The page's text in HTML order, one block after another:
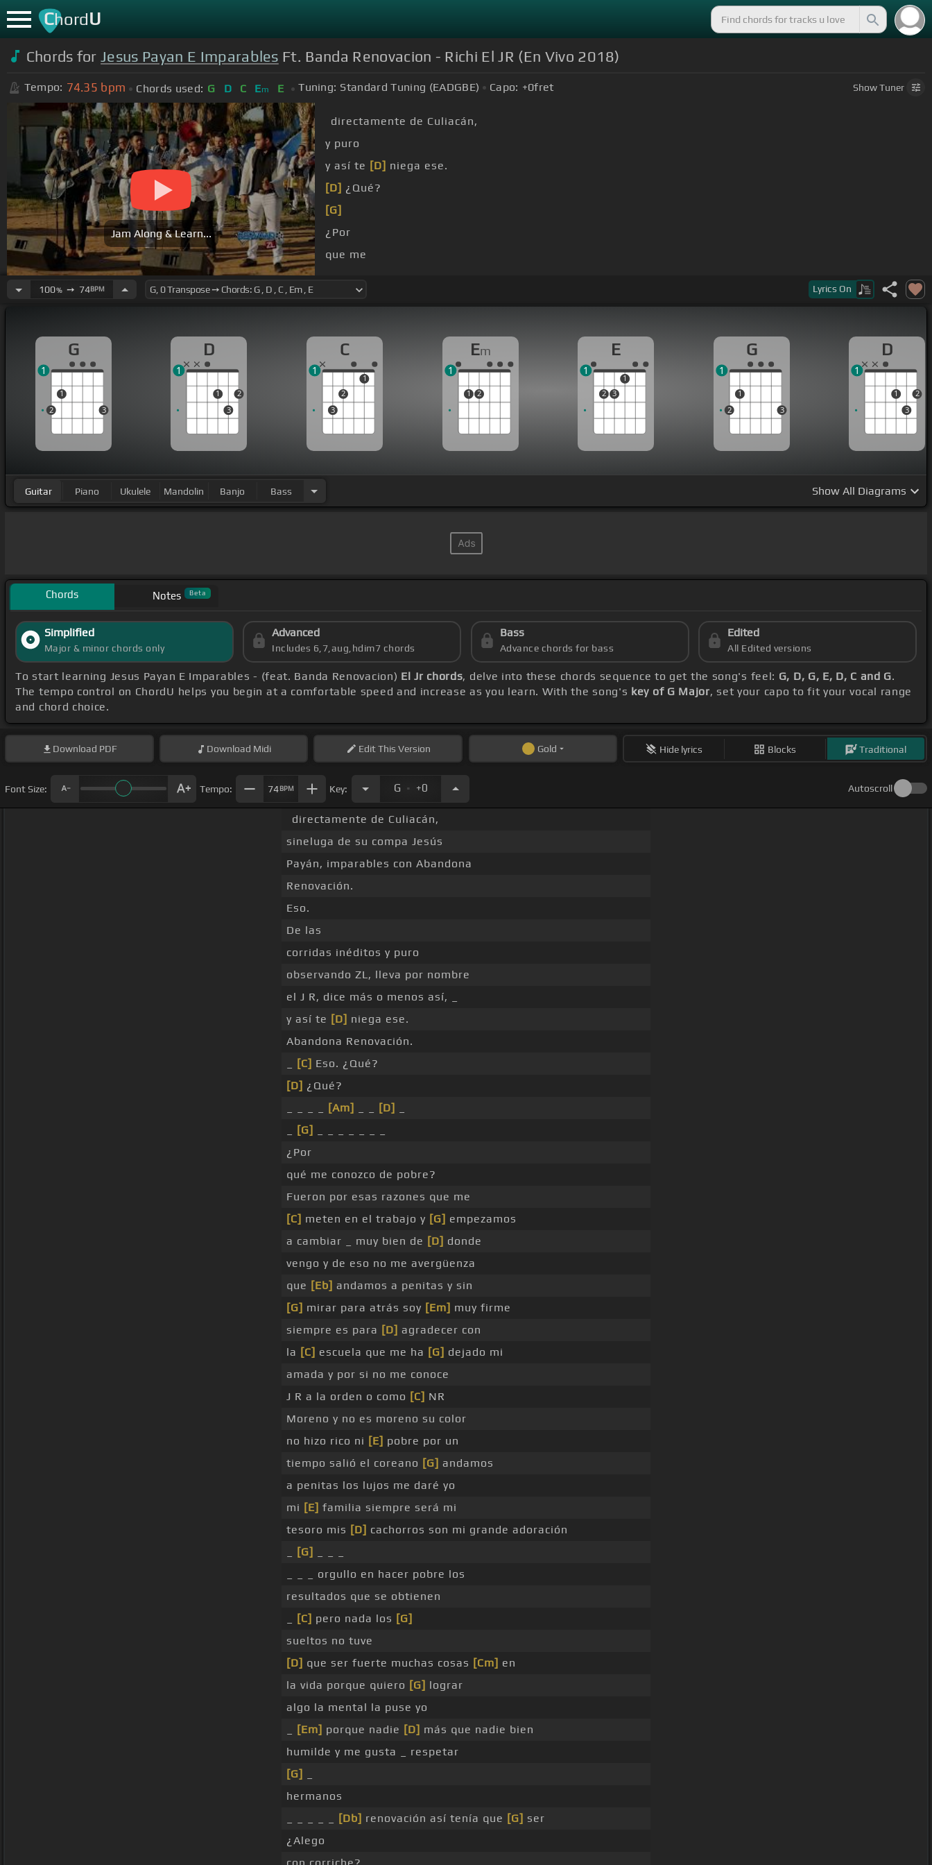
ChordU
Chords forJesus Payan E Imparables Ft. Banda Renovacion - Richi El JR (En Vivo 2018)
Tempo: 74.35 bpm Chords used: G D C Em E Tuning: Standard Tuning (EADGBE) Capo: +0fret ShowTuner
Jam Along & Learn...
directamente de Culiacán,
y puro
y así te [D] niega ese.
[D] ¿Qué?
[G]
¿Por
que me
100%➙ 74BPM Lyrics On
G
2
1
3
1
D
1
3
2
1
C
3
2
1
1
Em
1 2
1
E
2 3
1
1
G
2
1
3
1
D
1
3
2
1
Guitar Piano Ukulele Mandolin Banjo Bass Show All Diagrams
Chords Notes Beta
Simplified
Major & minor chords only
Advanced
Includes 6,7,aug,hdim7 chords
Bass
Advance chords for bass
Edited
All Edited versions
To start learning Jesus Payan E Imparables - (feat. Banda Renovacion) El Jr chords, delve into these chords sequence to get the song's feel: G, D, G, E, D, C and G.
The tempo control on ChordU helps you begin at a comfortable speed and increase as you learn. With the song's key of G Major, set your capo to fit your vocal range
and chord choice.
Download PDF Download Midi EditThis Version Gold Hide lyrics Blocks Traditional
Font Size: Tempo: 74BPM Key: G . +0 Autoscroll
directamente de Culiacán,
sineluga de su compa Jesús
Payán, imparables con Abandona
Renovación.
Eso.
De las
corridas inéditos y puro
observando ZL, lleva por nombre
el J R, dice más o menos así, _
y así te [D] niega ese.
Abandona Renovación.
[C] Eso. ¿Qué?
[D] ¿Qué?
[Am] [D]
[G]
¿Por
qué me conozco de pobre?
Fueron por esas razones que me
[C] meten en el trabajo y [G] empezamos
a cambiar _ muy bien de [D] donde
vengo y de eso no me avergüenza
que [Eb] andamos a penitas y sin
[G] mirar para atrás soy [Em] muy firme
siempre es para [D] agradecer con
la [C] escuela que me ha [G] dejado mi
amada y por si no me conoce
J R a la orden o como [C] NR
Moreno y no es moreno su color
no hizo rico ni [E] pobre por un
tiempo salió el coreano [G] andamos
a penitas los lujos me daré yo
mi [E] familia siempre será mi
tesoro mis [D] cachorros son mi grande adoración
[G]
_ _ _ orgullo en hacer pobre los
resultados que se obtienen
[C] pero nada los [G]
sueltos no tuve
[D] que ser fuerte muchas cosas [Cm] en
la vida porque quiero [G] lograr
algo la mental la puse yo
[Em] porque nadie [D] más que nadie bien
humilde y me gusta _ respetar
[G]
hermanos
[Db] renovación así tenía que [G] ser
¿Alego